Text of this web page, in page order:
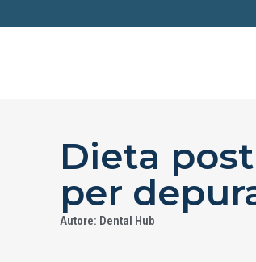
Dieta
per
Autore: Dental Hub